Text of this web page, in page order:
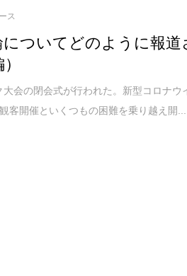
ス
ついてどのように報道
会の閉会式が行われた。新型コロナウ
客開催といくつもの困難を乗り越え開...